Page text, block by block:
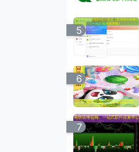
5
6
7